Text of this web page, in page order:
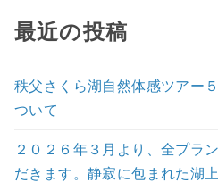
最近の投稿
秩父さくら湖自然体感ツアー
ついて
２０２６年３月より、全プラ
だきます。静寂に包まれた湖